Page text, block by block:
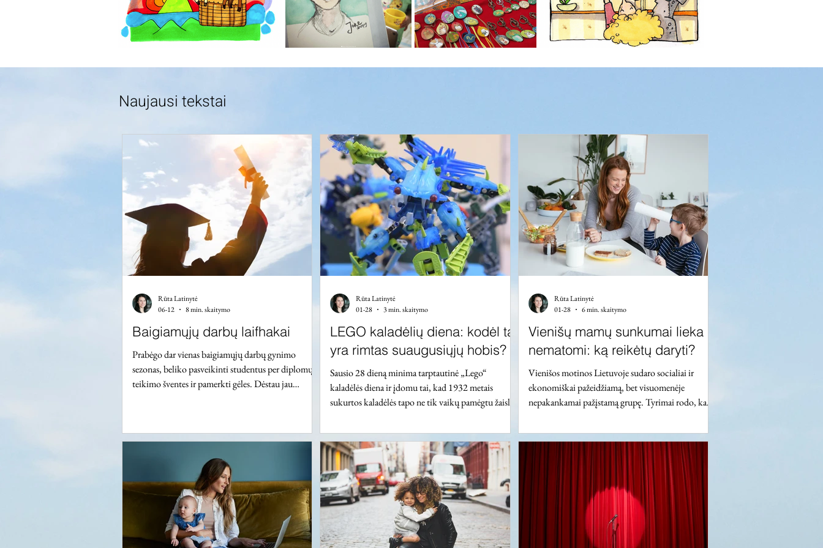
Naujausi tekstai
Baigiamųjų darbų laifhakai
Prabėgo dar vienas baigiamųjų darbų gynimo
sezonas, beliko pasveikinti studentus per diplomų
teikimo šventes ir pamerkti gėles. Dėstau jau
mintis sudėti į vieną vietą sąrašą labai paprastų
laifhakų, kaip parašyti šiek tiek geresnį darbą. Ne
tobulą, nebūtinai dešimtukui, bet kaip išvengti
vienu ar net keliais balais sumažinto pažy
Rūta Latinytė
06-12
8 min. skaitymo
LEGO kaladėlių diena: kodėl tai
yra rimtas suaugusiųjų hobis?
Sausio 28 dieną minima tarptautinė „Lego“
kaladėlės diena ir įdomu tai, kad 1932 metais
sukurtos kaladėlės tapo ne tik vaikų pamėgtu žaislu,
„Circana“ duomenimis, net 28 proc. visų žaislų
rinkos pardavimų sudaro suaugusiųjų perkami
žaislai ne vaikams, bet patiems suaugusiesiems.
Pernai suaugusieji sau pirko žaislų daugiau negu bet
kuriai kitai amžiaus grupei, pralenkė net
ikimokyklinukus. Ši tendencija net gavo „kidults“
pava
Rūta Latinytė
01-28
3 min. skaitymo
Vienišų mamų sunkumai lieka
nematomi: ką reikėtų daryti?
Vienišos motinos Lietuvoje sudaro socialiai ir
ekonomiškai pažeidžiamą, bet visuomenėje
nepakankamai pažįstamą grupę. Tyrimai rodo, kad
sprendimų, bet dėl spragų politiniuose ir
administraciniuose sprendimuose, kai realūs
veiksmai neatitinka vieno suaugusiojo asmens
šeimos poreikių. Motinystės patirtį dar labiau
apsunkina visuomenėje ir žiniasklaidoje paplitę
klaidingi stereotipai. Sausį Vilniaus universiteto
Rūta Latinytė
01-28
6 min. skaitymo